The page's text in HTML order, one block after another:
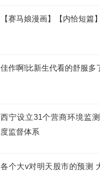
【赛马娘漫画】【内恰短篇
佳作啊!比新生代看的舒服多
西宁设立31个营商环境监
度监督体系
各个大v对明天股市的预测